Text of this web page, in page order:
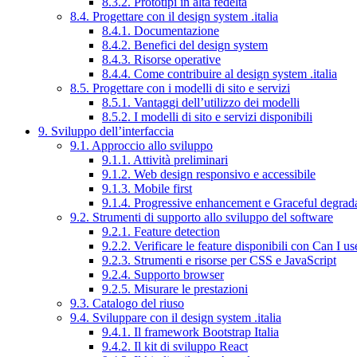
8.4. Progettare con il design system .italia
8.4.1. Documentazione
8.4.2. Benefici del design system
8.4.3. Risorse operative
8.4.4. Come contribuire al design system .italia
8.5. Progettare con i modelli di sito e servizi
8.5.1. Vantaggi dell’utilizzo dei modelli
8.5.2. I modelli di sito e servizi disponibili
9. Sviluppo dell’interfaccia
9.1. Approccio allo sviluppo
9.1.1. Attività preliminari
9.1.2. Web design responsivo e accessibile
9.1.3. Mobile first
9.1.4. Progressive enhancement e Graceful
9.2. Strumenti di supporto allo sviluppo del software
9.2.1. Feature detection
9.2.2. Verificare le feature disponibili con Can I
9.2.3. Strumenti e risorse per CSS e JavaScript
9.2.4. Supporto browser
9.2.5. Misurare le prestazioni
9.3. Catalogo del riuso
9.4. Sviluppare con il design system .italia
9.4.1. Il framework Bootstrap Italia
9.4.2. Il kit di sviluppo React